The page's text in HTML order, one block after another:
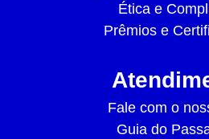
Ética e
Prêmios e
Fale com o
Guia do